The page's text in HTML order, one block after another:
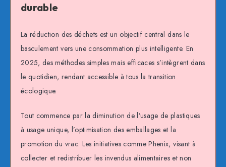
durable
La réduction des déchets est un objectif central dans le
basculement vers une consommation plus intelligente. En
2025, des méthodes simples mais efficaces s’intègrent dans
le quotidien, rendant accessible à tous la transition
écologique.
Tout commence par la diminution de l’usage de plastiques
à usage unique, l’optimisation des emballages et la
promotion du vrac. Les initiatives comme Phenix, visant à
collecter et redistribuer les invendus alimentaires et non